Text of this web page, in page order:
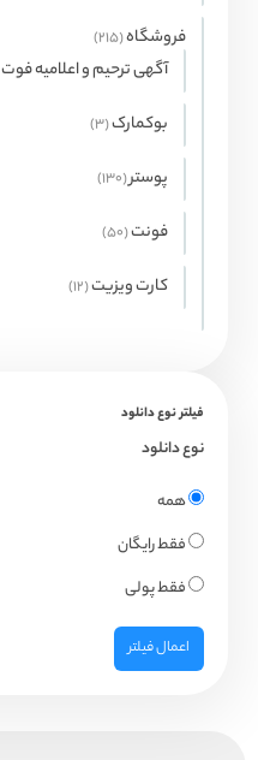
فروشگاه 215
215
محصول
آگهی ترحیم و اعلامیه فوت
بوکمارک 3
3
پوستر 130
130
فونت 50
50
کارت ویزیت 12
12
فیلتر نوع دانلود
نوع دانلود
همه
فقط رایگان
فقط پولی
اعمال فیلتر